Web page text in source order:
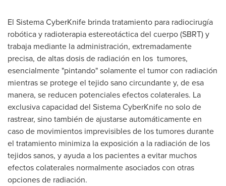
El Sistema CyberKnife brinda tratamiento para radiocirugía
robótica y radioterapia estereotáctica del cuerpo (SBRT) y
trabaja mediante la administración, extremadamente
precisa, de altas dosis de radiación en los tumores,
esencialmente "pintando" solamente el tumor con radiación
mientras se protege el tejido sano circundante y, de esa
manera, se reducen potenciales efectos colaterales. La
exclusiva capacidad del Sistema CyberKnife no solo de
rastrear, sino también de ajustarse automáticamente en
caso de movimientos imprevisibles de los tumores durante
el tratamiento minimiza la exposición a la radiación de los
tejidos sanos, y ayuda a los pacientes a evitar muchos
efectos colaterales normalmente asociados con otras
opciones de radiación.